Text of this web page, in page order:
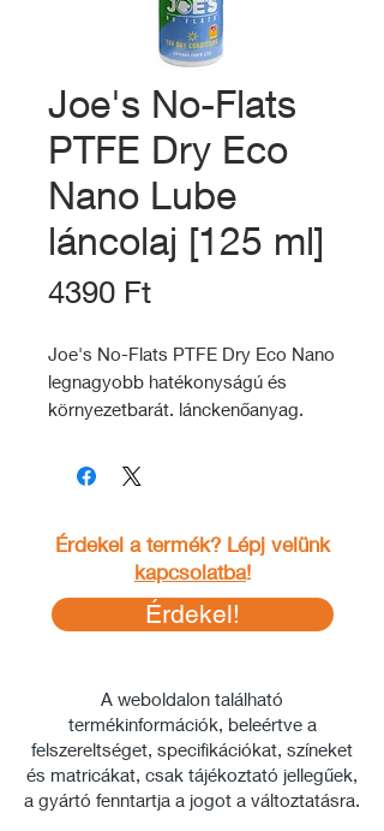
Joe's No-Flats
PTFE Dry Eco
Nano Lube
láncolaj [125 ml]
4390 FtÁr
Joe's No-Flats PTFE Dry Eco Nano
legnagyobb hatékonyságú és
környezetbarát. lánckenőanyag.
Nano kenőanyaga az egyetlen
kenőanyag, amely ötvözi a
anyagokkal.
Egyedülálló nanorészecskéket
tartalmaz a kiváló
súrlódáscsökkentés érdekében.
Vékony PTFE réteggel vonja be a
láncot és a hajtást, így csökkentve
a súrlódást és a kopást.
Kitűnően eloszlik, a lánc minden
Érdekel a termék? Lépj velünk
kapcsolatba!
Érdekel!
A weboldalon található
termékinformációk, beleértve a
felszereltséget, specifikációkat, színeket
és matricákat, csak tájékoztató jellegűek,
a gyártó fenntartja a jogot a változtatásra.